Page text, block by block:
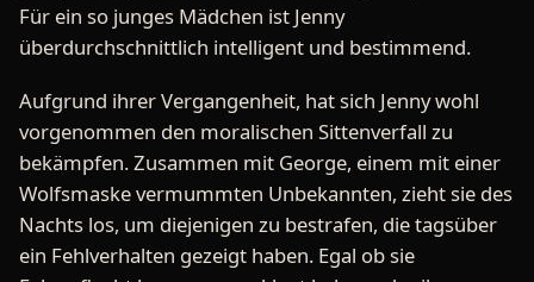
Für ein so junges Mädchen ist Jenny
überdurchschnittlich intelligent und bestimmend.
Aufgrund ihrer Vergangenheit, hat sich Jenny wohl
vorgenommen den moralischen Sittenverfall zu
bekämpfen. Zusammen mit George, einem mit einer
Wolfsmaske vermummten Unbekannten, zieht sie des
Nachts los, um diejenigen zu bestrafen, die tagsüber
ein Fehlverhalten gezeigt haben. Egal ob sie